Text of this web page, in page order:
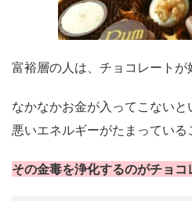
富裕層の人は、チョコレートが
なかなかお金が入ってこない
悪いエネルギーがたまっている
その金毒を浄化するのがチョコ